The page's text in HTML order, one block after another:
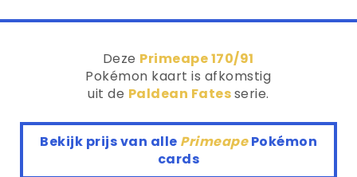
Deze Primeape 170/91
Pokémon kaart is afkomstig
uit de Paldean Fatesserie.
Bekijk prijs van alle PrimeapePokémon
cards